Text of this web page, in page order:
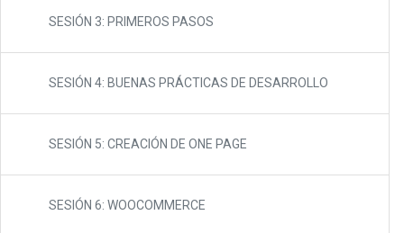
SESIÓN 3: PRIMEROS PASOS
SESIÓN 4: BUENAS PRÁCTICAS DE DESARROLLO
SESIÓN 5: CREACIÓN DE ONE PAGE
SESIÓN 6: WOOCOMMERCE